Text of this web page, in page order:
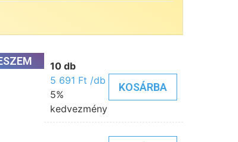
10 db
5 691 Ft /db
5%
kedvezmény
KOSÁRBA